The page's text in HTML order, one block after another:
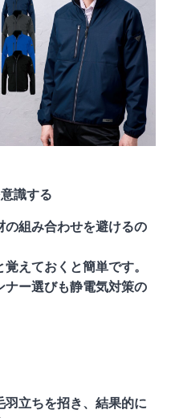
識する
の組み合わせを避けるの
えておくと簡単です。
ナー選びも静電気対策の
立ちを招き、結果的に